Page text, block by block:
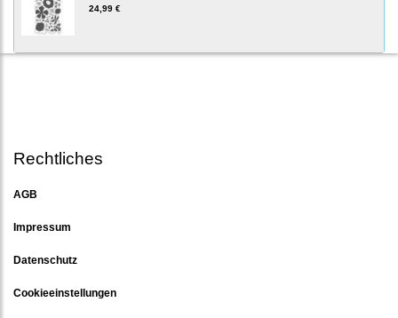
24,99 €
Rechtliches
AGB
Impressum
Datenschutz
Cookieeinstellungen